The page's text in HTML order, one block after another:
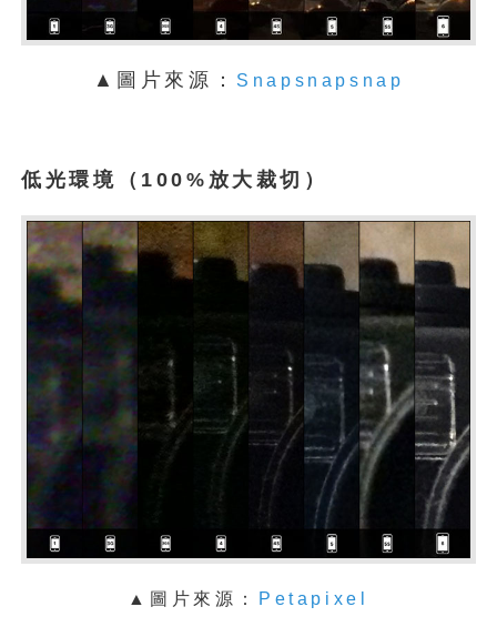
▲圖片來源： Snapsnapsnap
低光環境（100%放大裁切）
▲圖片來源： Petapixel